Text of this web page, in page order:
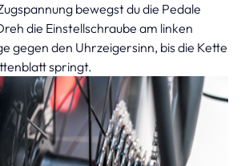
bewegst du die Pedale
die Einstellschraube am linken
gegen den Uhrzeigersinn, bis die Kette
springt.